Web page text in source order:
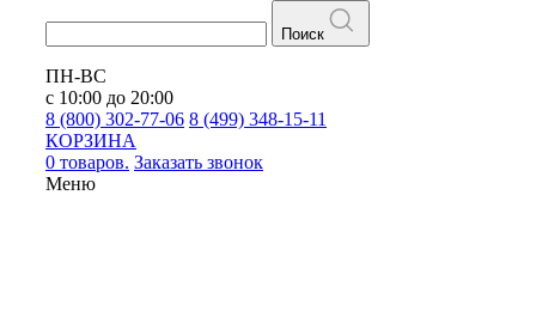
Поиск
ПН-ВС
с 10:00 до 20:00
8 (800) 302-77-06 8 (499) 348-15-11
КОРЗИНА
0 товаров. Заказать звонок
Меню